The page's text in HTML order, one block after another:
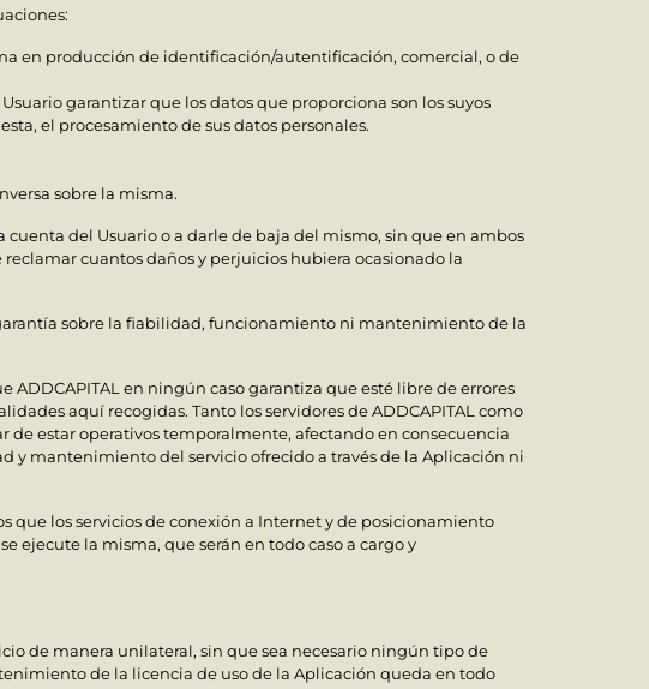
en producción de identificación/autentificación, comercial, o de
garantizar que los datos que proporciona son los suyos
el procesamiento de sus datos personales.
sobre la misma.
del Usuario o a darle de baja del mismo, sin que en ambos
cuantos daños y perjuicios hubiera ocasionado la
sobre la fiabilidad, funcionamiento ni mantenimiento de la
en ningún caso garantiza que esté libre de errores
aquí recogidas. Tanto los servidores de ADDCAPITAL como
de estar operativos temporalmente, afectando en consecuencia
y mantenimiento del servicio ofrecido a través de la Aplicación ni
que los servicios de conexión a Internet y de posicionamiento
ejecute la misma, que serán en todo caso a cargo y
de manera unilateral, sin que sea necesario ningún tipo de
de la licencia de uso de la Aplicación queda en todo